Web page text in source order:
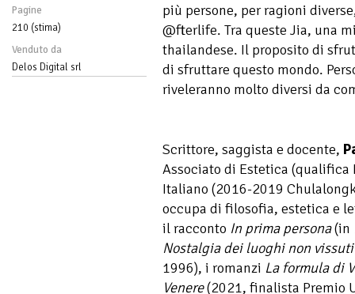
Pagine
210 (stima)
Venduto da
Delos Digital srl
più persone, per ragioni
@fterlife. Tra queste Jia, una
thailandese. Il proposito di
di sfruttare questo mondo.
riveleranno molto diversi da
Scrittore, saggista e docente,
Associato di Estetica (qualifica
Italiano (2016-2019
occupa di filosofia, estetica e
il racconto In prima persona(in
Nostalgia dei luoghi non vissuti
1996), i romanzi La formula di
Venere(2021, finalista Premio